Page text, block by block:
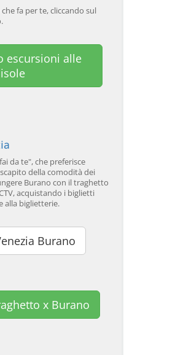
e
di
4.7(6290)
Venezia: Tour della laguna
Galeone
da 120,00 EUR
che fa per te, cliccando sul
escursioni alle
isole
da te", che preferisce
della comodità dei
Burano con il traghetto
acquistando i biglietti
alla biglietterie.
Burano
x Burano